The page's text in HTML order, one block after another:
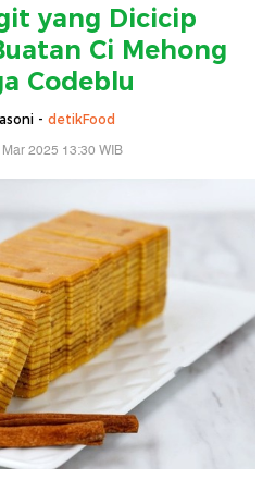
yang Dicicip
Ci Mehong
Codeblu
- detikFood
2025 13:30 WIB